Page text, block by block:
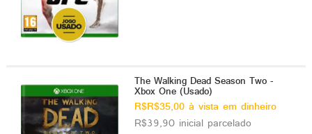
The Walking Dead Season Two -
Xbox One (Usado)
R$R$35,00 à vista em dinheiro
R$39,90 inicial parcelado